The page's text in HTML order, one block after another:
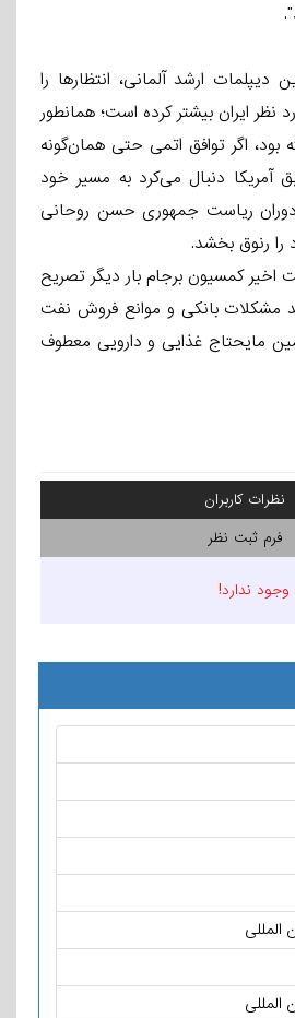
دیپلمات ارشد آلمانی، انتظارها را
نظر ایران بیشتر کرده است؛ همانطور
بود، اگر توافق اتمی حتی همان‌گونه
دنبال می‌کرد به مسیر خود
دوران ریاست جمهوری حسن روحانی
رنوق بخشد.
اخیر کمسیون برجام بار دیگر تصریح
مشکلات بانکی و موانع فروش نفت
مایحتاج غذایی و دارویی معطوف
نظرات کاربران
فرم ثبت نظر
ندارد!
المللی
المللی